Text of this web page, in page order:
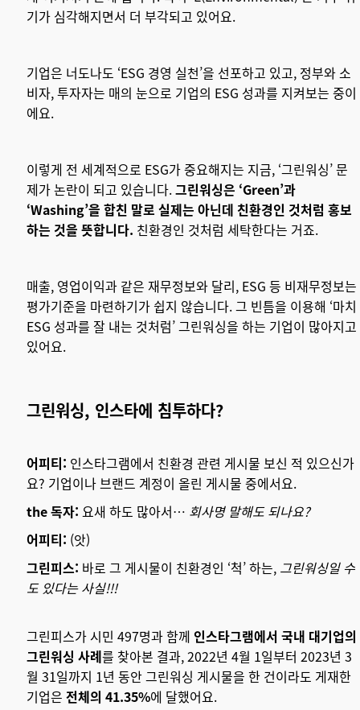
기가 심각해지면서 더 부각되고 있어요.
기업은 너도나도 ‘ESG 경영 실천’을 선포하고 있고, 정부와 소
비자, 투자자는 매의 눈으로 기업의 ESG 성과를 지켜보는 중이
에요.
이렇게 전 세계적으로 ESG가 중요해지는 지금, ‘그린워싱’ 문
제가 논란이 되고 있습니다.그린워싱은 ‘Green’과
‘Washing’을 합친 말로 실제는 아닌데 친환경인 것처럼 홍보
하는 것을 뜻합니다. 친환경인 것처럼 세탁한다는 거죠.
매출, 영업이익과 같은 재무정보와 달리, ESG 등 비재무정보는
평가기준을 마련하기가 쉽지 않습니다. 그 빈틈을 이용해 ‘마치
ESG 성과를 잘 내는 것처럼’ 그린워싱을 하는 기업이 많아지고
있어요.
그린워싱, 인스타에 침투하다?
어피티: 인스타그램에서 친환경 관련 게시물 보신 적 있으신가
요? 기업이나 브랜드 계정이 올린 게시물 중에서요.
the 독자: 요새 하도 많아서… 회사명 말해도 되나요?
어피티: (앗)
그린피스: 바로 그 게시물이 친환경인 ‘척’ 하는, 그린워싱일 수
도 있다는 사실!!!
그린피스가 시민 497명과 함께 인스타그램에서 국내 대기업의
그린워싱 사례를 찾아본 결과, 2022년 4월 1일부터 2023년 3
월 31일까지 1년 동안 그린워싱 게시물을 한 건이라도 게재한
기업은 전체의 41.35%에 달했어요.